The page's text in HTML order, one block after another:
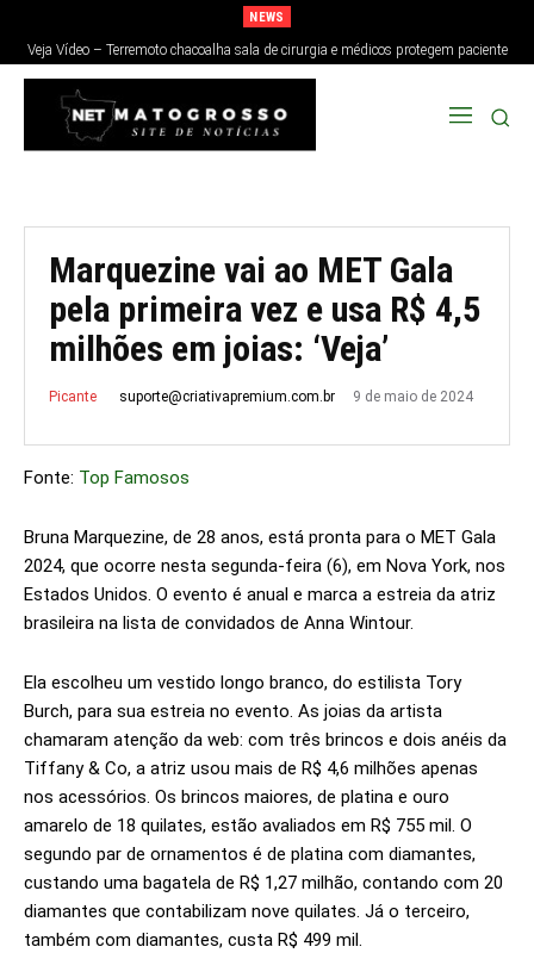
NEWS
Veja Vídeo – Terremoto chacoalha sala de cirurgia e médicos protegem paciente
no Japão; veja
Marquezine vai ao MET Gala
pela primeira vez e usa R$ 4,5
milhões em joias: ‘Veja’
Picante suporte@criativapremium.com.br 9 de maio de 2024
Fonte: Top Famosos
Bruna Marquezine, de 28 anos, está pronta para o MET Gala
2024, que ocorre nesta segunda-feira (6), em Nova York, nos
Estados Unidos. O evento é anual e marca a estreia da atriz
brasileira na lista de convidados de Anna Wintour.
Ela escolheu um vestido longo branco, do estilista Tory
Burch, para sua estreia no evento. As joias da artista
chamaram atenção da web: com três brincos e dois anéis da
Tiffany & Co, a atriz usou mais de R$ 4,6 milhões apenas
nos acessórios. Os brincos maiores, de platina e ouro
amarelo de 18 quilates, estão avaliados em R$ 755 mil. O
segundo par de ornamentos é de platina com diamantes,
custando uma bagatela de R$ 1,27 milhão, contando com 20
diamantes que contabilizam nove quilates. Já o terceiro,
também com diamantes, custa R$ 499 mil.